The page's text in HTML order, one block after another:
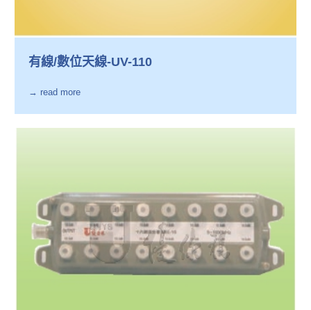
有線/數位天線-UV-110
→ read more